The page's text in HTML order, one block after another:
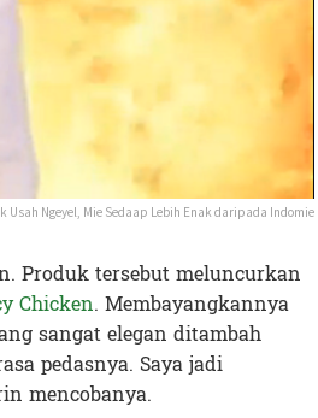
Usah Ngeyel, Mie Sedaap Lebih Enak daripada Indomie
Produk tersebut meluncurkan
Chicken. Membayangkannya
sangat elegan ditambah
pedasnya. Saya jadi
mencobanya.